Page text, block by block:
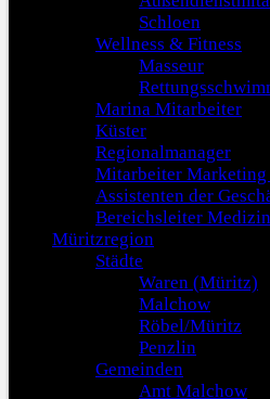
Schloen
Wellness & Fitness
Masseur
Marina Mitarbeiter
Küster
Regionalmanager
Mitarbeiter
Assistenten der
Bereichsleiter
Müritzregion
Städte
Waren (Müritz)
Malchow
Röbel/Müritz
Penzlin
Gemeinden
Amt Malchow